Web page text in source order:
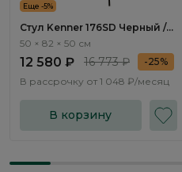
Еще -5%
Стул Kenner 176SD Черный /
Бежевый
50 × 82 × 50 см
12 580 ₽ 16 773 ₽
-25%
В рассрочку от 1 048 ₽/месяц
В корзину